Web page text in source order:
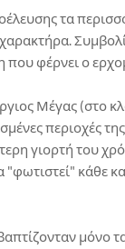
τα
φέρνει ο
Μέγας (στο
περιοχές
γιορτή του
κάθε
μόνο